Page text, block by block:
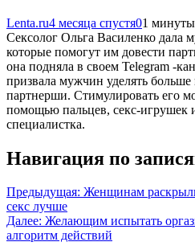
Lenta.ru4 месяца спустя01 минуты
Сексолог Ольга Василенко дала
которые помогут им довести
она подняла в своем Telegram -
призвала мужчин уделять
партнерши. Стимулировать его
помощью пальцев, секс-игрушек
специалистка.
Навигация по
Предыдущая: Женщинам
секс лучше
Далее: Желающим испытать
алгоритм действий